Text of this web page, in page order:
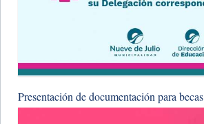
Presentación de documentación para